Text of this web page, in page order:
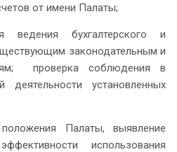
от имени Палаты;
ведения бухгалтерского и
законодательным и
проверка соблюдения в
деятельности установленных
Палаты, выявление
использования